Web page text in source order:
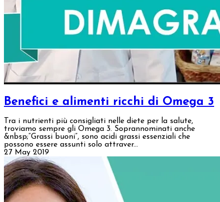
Benefici e alimenti ricchi di Omega 3
Tra i nutrienti più consigliati nelle diete per la salute,
troviamo sempre gli Omega 3. Soprannominati anche
&nbsp;“Grassi buoni”, sono acidi grassi essenziali che
possono essere assunti solo attraver...
27 May 2019